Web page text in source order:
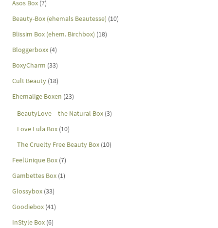
Asos Box (7)
Beauty-Box (ehemals Beautesse) (10)
Blissim Box (ehem. Birchbox) (18)
Bloggerboxx (4)
BoxyCharm (33)
Cult Beauty (18)
Ehemalige Boxen (23)
BeautyLove – the Natural Box (3)
Love Lula Box (10)
The Cruelty Free Beauty Box (10)
FeelUnique Box (7)
Gambettes Box (1)
Glossybox (33)
Goodiebox (41)
InStyle Box (6)